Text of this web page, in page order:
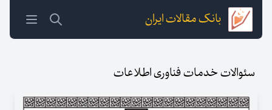
بانک مقالات ایران
سئوالات خدمات فناوری اطلاعات